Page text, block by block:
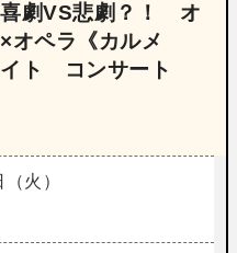
喜劇VS悲劇？！ オ
オペラ《カルメ
ト コンサート
火）